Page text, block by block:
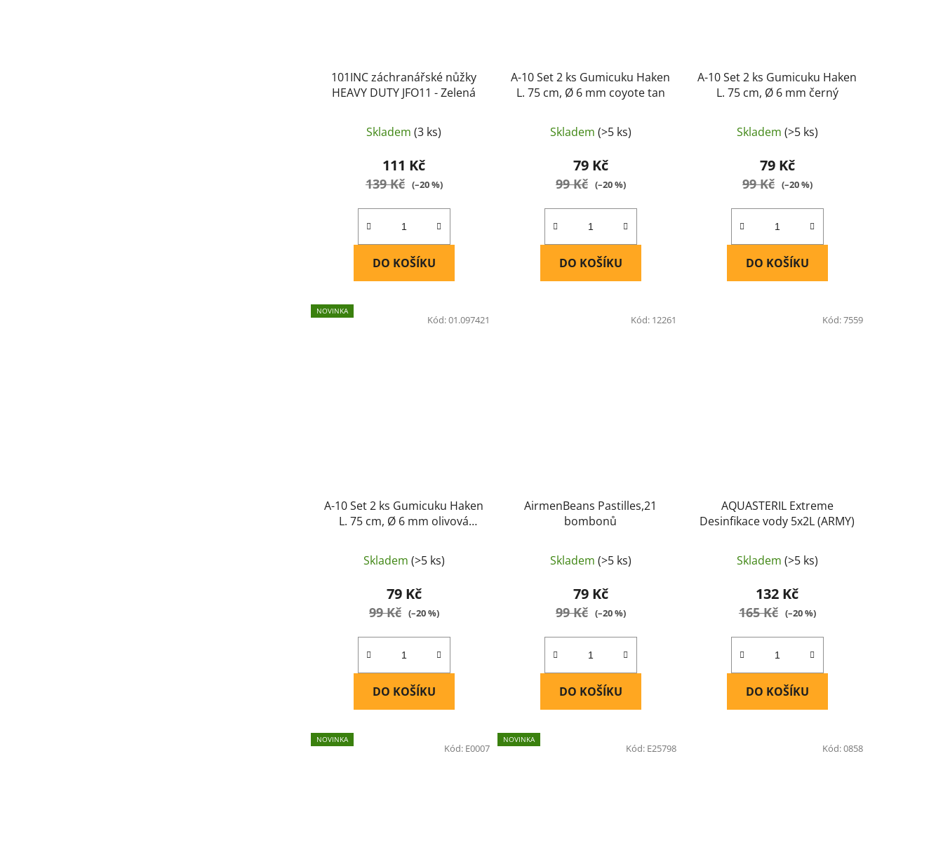
101INC záchranářské nůžky
HEAVY DUTY JFO11 - Zelená
Skladem(3 ks)
111 Kč
139 Kč (–20 %)
DO KOŠÍKU
A-10 Set 2 ks Gumicuku Haken
L. 75 cm, Ø 6 mm coyote tan
Skladem (>5 ks)
79 Kč
99 Kč (–20 %)
DO KOŠÍKU
A-10 Set 2 ks Gumicuku Haken
L. 75 cm, Ø 6 mm černý
Skladem (>5 ks)
79 Kč
99 Kč (–20 %)
DO KOŠÍKU
NOVINKA
A-10 Set 2 ks Gumicuku Haken
L. 75 cm, Ø 6 mm olivová
Skladem (>5 ks)
79 Kč
99 Kč (–20 %)
DO KOŠÍKU
Kód:01.097421
AirmenBeans Pastilles,21
bombonů
Skladem (>5 ks)
79 Kč
99 Kč (–20 %)
DO KOŠÍKU
Kód: 12261
AQUASTERIL Extreme
Desinfikace vody 5x2L (ARMY)
Skladem (>5 ks)
132 Kč
165 Kč (–20 %)
DO KOŠÍKU
Kód:7559
NOVINKA
Kód: E0007
NOVINKA
Kód: E25798 Kód:0858